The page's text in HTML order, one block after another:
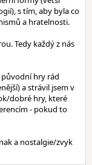
s tím, aby byla co
a hratelnosti.
Tedy každý z nás
původní hry rád
a strávil jsem v
dobré hry, které
- pokud to
a nostalgie/zvyk